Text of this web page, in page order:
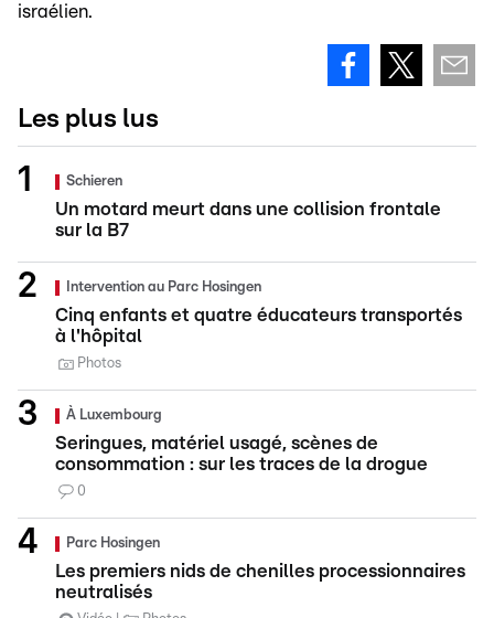
israélien.
Les plus lus
Schieren
Un motard meurt dans une collision frontale
sur la B7
Intervention au Parc Hosingen
Cinq enfants et quatre éducateurs transportés
à l'hôpital
Photos
À Luxembourg
Seringues, matériel usagé, scènes de
consommation : sur les traces de la drogue
0
Parc Hosingen
Les premiers nids de chenilles processionnaires
neutralisés